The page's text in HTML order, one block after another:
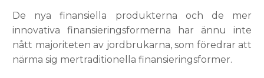
De nya finansiella produkterna och de mer
innovativa finansieringsformerna har ännu inte
nått majoriteten av jordbrukarna, som föredrar att
närma sig mertraditionella finansieringsformer.